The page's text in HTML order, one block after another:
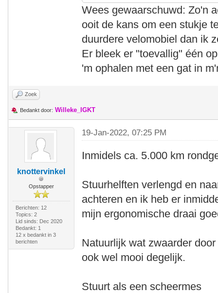
Wees gewaarschuwd: Zo'n
ooit de kans om een stukje
duurdere velomobiel dan ik
Er bleek er "toevallig" één
'm ophalen met een gat in
Zoek
Bedankt door: Willeke_IGKT
knottervinkel
Opstapper
Berichten: 12
Topics: 2
Lid sinds: Dec 2020
Bedankt: 1
12 x bedankt in 3
berichten
19-Jan-2022, 07:25 PM
Inmidels ca. 5.000 km
Stuurhelften verlengd en
achteren en ik heb er
mijn ergonomische draai
Natuurlijk wat zwaarder
ook wel mooi degelijk.
Stuurt als een scheermes